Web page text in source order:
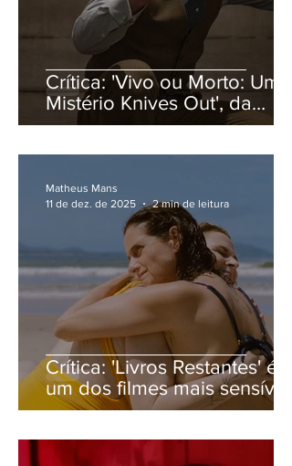
Crítica: 'Vivo ou Morto: Um
Mistério Knives Out', da
Netflix, diverte com a
Crítica: 'Livros Restantes' é
um dos filmes mais sensíveis
de 2025
Matheus Mans
11 de dez. de 2025
2 min de leitura